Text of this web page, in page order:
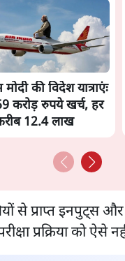
मोदी की विदेश यात्राएंः
करोड़ रुपये खर्च, हर
12.4 लाख
से प्राप्त इनपुट्स
प्रक्रिया को ऐसे